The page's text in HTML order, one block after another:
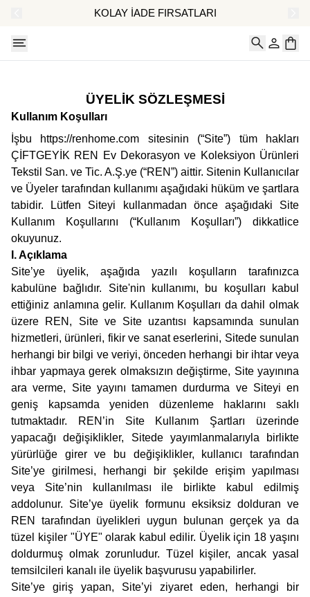
KOLAY İADE FIRSATLARI
ÜYELİK SÖZLEŞMESİ
Kullanım Koşulları
İşbu https://renhome.com sitesinin (“Site”) tüm hakları
ÇİFTGEYİK REN Ev Dekorasyon ve Koleksiyon Ürünleri
Tekstil San. ve Tic. A.Ş.ye (“REN”) aittir. Sitenin Kullanıcılar
ve Üyeler tarafından kullanımı aşağıdaki hüküm ve şartlara
tabidir. Lütfen Siteyi kullanmadan önce aşağıdaki Site
Kullanım Koşullarını (“Kullanım Koşulları”) dikkatlice
okuyunuz.
I. Açıklama
Site’ye üyelik, aşağıda yazılı koşulların tarafınızca
kabulüne bağlıdır. Site'nin kullanımı, bu koşulları kabul
ettiğiniz anlamına gelir. Kullanım Koşulları da dahil olmak
üzere REN, Site ve Site uzantısı kapsamında sunulan
hizmetleri, ürünleri, fikir ve sanat eserlerini, Sitede sunulan
herhangi bir bilgi ve veriyi, önceden herhangi bir ihtar veya
ihbar yapmaya gerek olmaksızın değiştirme, Site yayınına
ara verme, Site yayını tamamen durdurma ve Siteyi en
geniş kapsamda yeniden düzenleme haklarını saklı
tutmaktadır. REN’in Site Kullanım Şartları üzerinde
yapacağı değişiklikler, Sitede yayımlanmalarıyla birlikte
yürürlüğe girer ve bu değişiklikler, kullanıcı tarafından
Site’ye girilmesi, herhangi bir şekilde erişim yapılması
veya Site’nin kullanılması ile birlikte kabul edilmiş
addolunur. Site’ye üyelik formunu eksiksiz dolduran ve
REN tarafından üyelikleri uygun bulunan gerçek ya da
tüzel kişiler "ÜYE" olarak kabul edilir. Üyelik için 18 yaşını
doldurmuş olmak zorunludur. Tüzel kişiler, ancak yasal
temsilcileri kanalı ile üyelik başvurusu yapabilirler.
Site’ye giriş yapan, Site’yi ziyaret eden, herhangi bir